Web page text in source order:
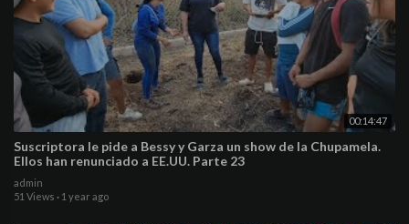
00:14:47
Suscriptora le pide a Bessy y Garza un show de la Chupamela.
Ellos han renunciado a EE.UU. Parte 23
admin
51 Views · 1 year ago